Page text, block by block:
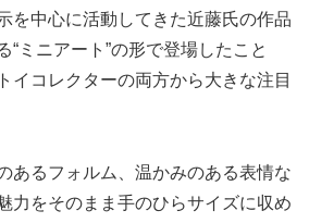
を中心に活動してきた近藤氏の作品
“ミニアート”の形で登場したこと
イコレクターの両方から大きな注目
あるフォルム、温かみのある表情な
力をそのまま手のひらサイズに収め